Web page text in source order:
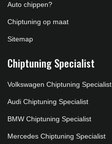
Auto chippen?
Chiptuning op maat
Sitemap
Chiptuning Specialist
Volkswagen Chiptuning Specialist
Audi Chiptuning Specialist
BMW Chiptuning Specialist
Mercedes Chiptuning Specialist